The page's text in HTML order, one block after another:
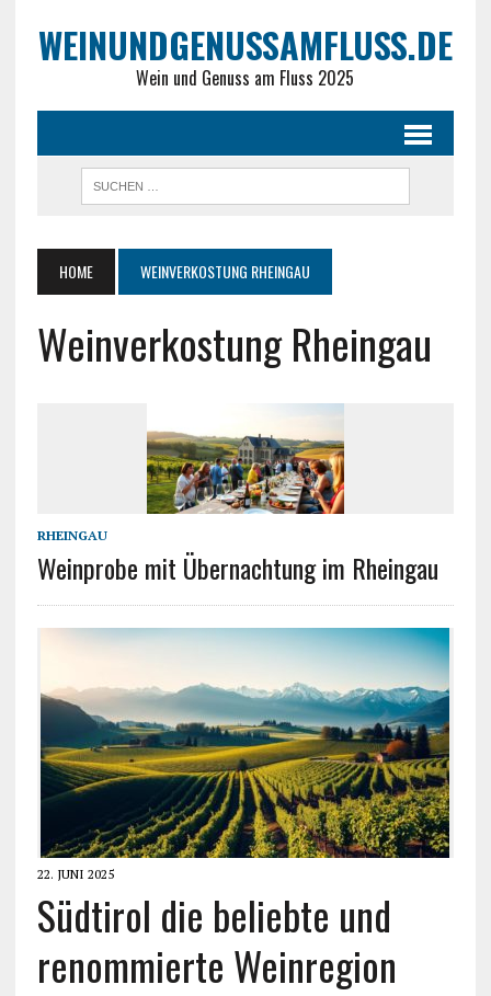
WEINUNDGENUSSAMFLUSS.DE
Wein und Genuss am Fluss 2025
HOME WEINVERKOSTUNG RHEINGAU
Weinverkostung Rheingau
RHEINGAU
Weinprobe mit Übernachtung im Rheingau
22. JUNI 2025
Südtirol die beliebte und
renommierte Weinregion